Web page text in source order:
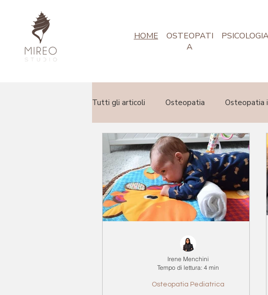
HOME
OSTEOPATI
A
Tutti gli articoli Osteopatia Osteopatia
Podologia Nutrizione Shop
Osteopatia Pediatrica
Irene Menchini
Tempo di lettura: 4 min